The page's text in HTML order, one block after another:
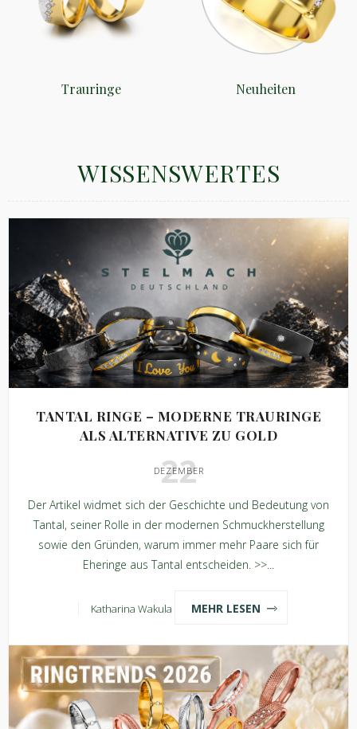
Trauringe Neuheiten
WISSENSWERTES
TANTAL RINGE – MODERNE TRAURINGE
ALS ALTERNATIVE ZU GOLD
22
DEZEMBER
Der Artikel widmet sich der Geschichte und Bedeutung von
Tantal, seiner Rolle in der modernen Schmuckherstellung
sowie den Gründen, warum immer mehr Paare sich für
Eheringe aus Tantal entscheiden. >>...
Katharina Wakula MEHR LESEN